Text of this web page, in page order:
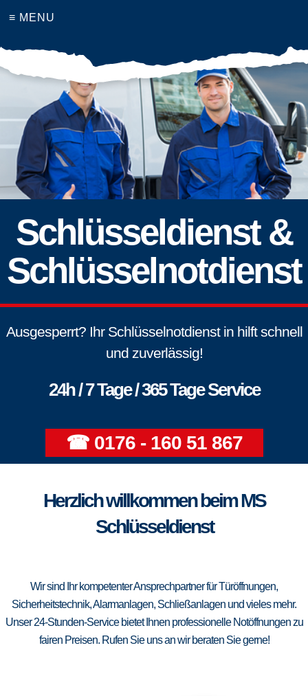
≡ MENU
Schlüsseldienst &
Schlüsselnotdienst
Ausgesperrt? Ihr Schlüsselnotdienst in hilft schnell
und zuverlässig!
24h / 7 Tage / 365 Tage Service
☎ 0176 - 160 51 867
Herzlich willkommen beim MS
Schlüsseldienst
Wir sind Ihr kompetenter Ansprechpartner für Türöffnungen,
Sicherheitstechnik, Alarmanlagen, Schließanlagen und vieles mehr.
Unser 24-Stunden-Service bietet Ihnen professionelle Notöffnungen zu
fairen Preisen. Rufen Sie uns an wir beraten Sie gerne!